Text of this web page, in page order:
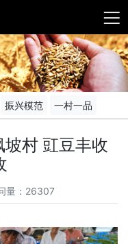
振兴模范 一村一品
村 豇豆丰收
量：26307